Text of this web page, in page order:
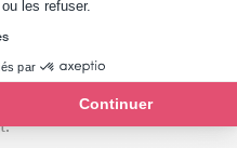
les refuser.
par
Continuer
dans les 30 jours
cessation d’activité ou
LMNP dans ce même